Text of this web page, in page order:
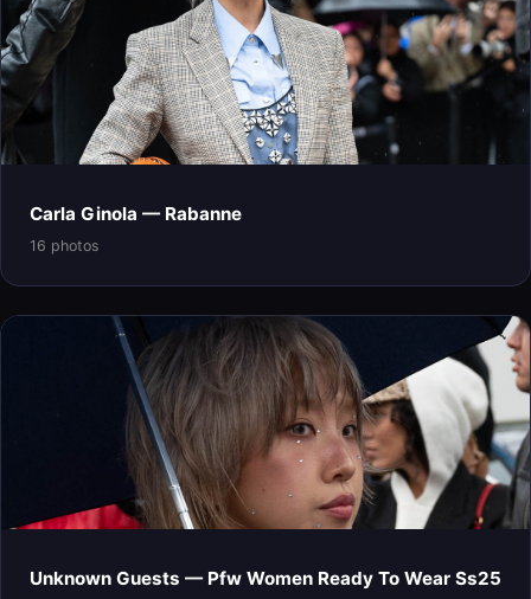
Carla Ginola — Rabanne
16 photos
Unknown Guests — Pfw Women Ready To Wear Ss25